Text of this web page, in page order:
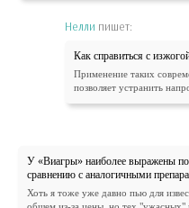
Нелли пишет:
Как справиться с
Применение таких
позволяет устранить
У «Виагры» наиболее выражены
сравнению с аналогичными
Хоть я тоже уже давно пью для
общем из-за цены, но тех "ужасных"